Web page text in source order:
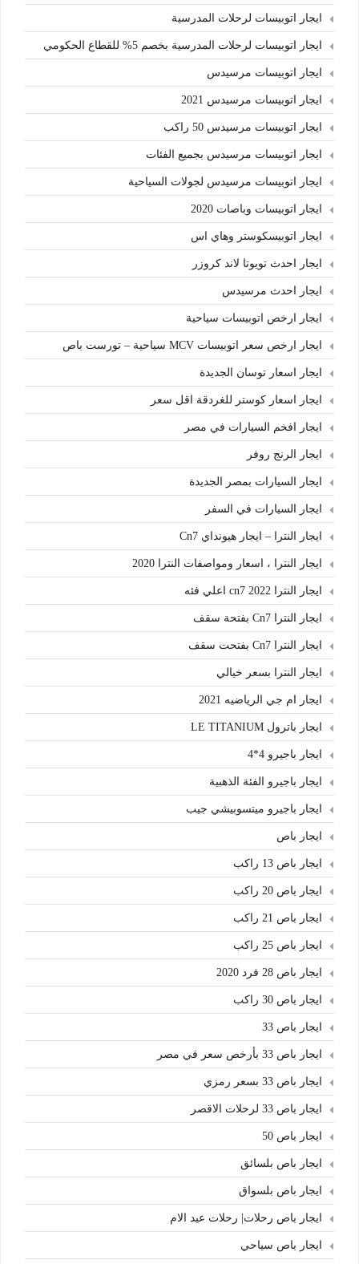
ايجار اتوبيسات لرحلات المدرسية
ايجار اتوبيسات لرحلات المدرسية بخصم 5% للقطاع الحكومي
ايجار اتوبيسات مرسيدس
ايجار اتوبيسات مرسيدس 2021
ايجار اتوبيسات مرسيدس 50 راكب
ايجار اتوبيسات مرسيدس بجميع الفئات
ايجار اتوبيسات مرسيدس لجولات السياحية
ايجار اتوبيسات وباصات 2020
ايجار اتوبيسكوستر وهاي اس
ايجار احدث تويوتا لاند كروزر
ايجار احدث مرسيدس
ايجار ارخص اتوبيسات سياحية
ايجار ارخص سعر اتوبيسات MCV سياحية – تورست باص
ايجار اسعار توسان الجديدة
ايجار اسعار كوستر للغردقة اقل سعر
ايجار افخم السيارات في مصر
ايجار الرنج روفر
ايجار السيارات بمصر الجديدة
ايجار السيارات في السفر
ايجار النترا – ايجار هيونداي Cn7
ايجار النترا ، اسعار ومواصفات النترا 2020
ايجار النترا cn7 2022 اعلي فئه
ايجار النترا Cn7 بفتحة سقف
ايجار النترا Cn7 بفتحت سقف
ايجار النترا بسعر خيالي
ايجار ام جي الرياضيه 2021
ايجار باترول LE TITANIUM
ايجار باجيرو 4*4
ايجار باجيرو الفئة الذهبية
ايجار باجيرو ميتسوبيشي جيب
ايجار باص
ايجار باص 13 راكب
ايجار باص 20 راكب
ايجار باص 21 راكب
ايجار باص 25 راكب
ايجار باص 28 فرد 2020
ايجار باص 30 راكب
ايجار باص 33
ايجار باص 33 بأرخص سعر في مصر
ايجار باص 33 بسعر رمزي
ايجار باص 33 لرحلات الاقصر
ايجار باص 50
ايجار باص بلسائق
ايجار باص بلسواق
ايجار باص رحلات| رحلات عيد الام
ايجار باص سياحي